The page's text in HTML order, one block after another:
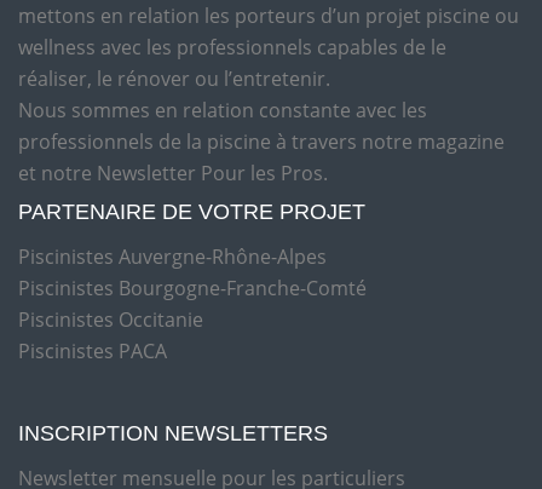
mettons en relation les porteurs d’un projet piscine ou
wellness avec les professionnels capables de le
réaliser, le rénover ou l’entretenir.
Nous sommes en relation constante avec les
professionnels de la piscine à travers notre magazine
et notre Newsletter Pour les Pros.
PARTENAIRE DE VOTRE PROJET
Piscinistes Auvergne-Rhône-Alpes
Piscinistes Bourgogne-Franche-Comté
Piscinistes Occitanie
Piscinistes PACA
INSCRIPTION NEWSLETTERS
Newsletter mensuelle pour les particuliers